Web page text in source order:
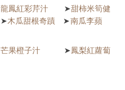
龍鳳紅彩芹汁 ➤甜柿米筍健
➤木瓜甜根奇蹟 ➤南瓜李蘋
芒果橙子汁 ➤鳳梨紅蘿蔔